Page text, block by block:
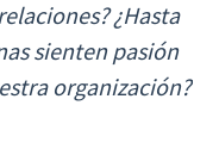
¿Hasta
sienten pasión
organización?